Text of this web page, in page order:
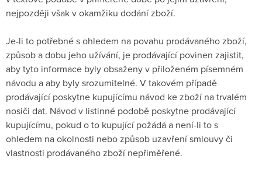
nejpozději však v okamžiku dodání zboží.
Je-li to potřebné s ohledem na povahu prodávaného zboží,
způsob a dobu jeho užívání, je prodávající povinen zajistit,
aby tyto informace byly obsaženy v přiloženém písemném
návodu a aby byly srozumitelné. V takovém případě
prodávající poskytne kupujícímu návod ke zboží na trvalém
nosiči dat. Návod v listinné podobě poskytne prodávající
kupujícímu, pokud o to kupující požádá a není-li to s
ohledem na okolnosti nebo způsob uzavření smlouvy či
vlastnosti prodávaného zboží nepřiměřené.